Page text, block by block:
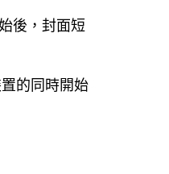
後，封面短
的同時開始